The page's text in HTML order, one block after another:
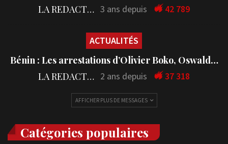
LA REDACTION 3 ans depuis 42 789
ACTUALITÉS
Bénin : Les arrestations d’Olivier Boko, Oswald…
LA REDACTION 2 ans depuis 37 318
AFFICHER PLUS DE MESSAGES
Catégories populaires